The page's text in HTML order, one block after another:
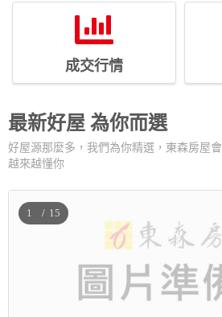
成交行情
最新好屋 為你而選
好屋源那麼多，我們為你精選，東森房屋會
越來越懂你
/